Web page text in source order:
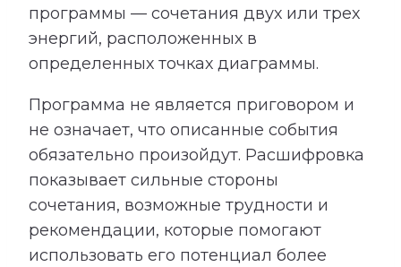
программы — сочетания двух или трех
энергий, расположенных в
определенных точках диаграммы.
Программа не является приговором и
не означает, что описанные события
обязательно произойдут. Расшифровка
показывает сильные стороны
сочетания, возможные трудности и
рекомендации, которые помогают
использовать его потенциал более